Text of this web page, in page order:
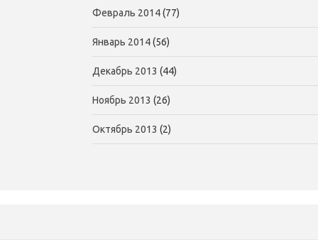
Февраль 2014(77)
Январь 2014(56)
Декабрь 2013 (44)
Ноябрь 2013 (26)
Октябрь 2013 (2)